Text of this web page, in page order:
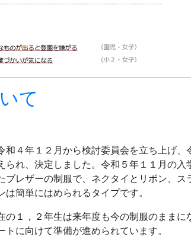
て
４年１２月から検討委員会を立ち上げ、
れ、決定しました。令和５年１１月の入
レザーの制服で、ネクタイとリボン、ス
簡単にはめられるタイプです。
１，２年生は来年度も今の制服のままに
に向けて準備が進められています。